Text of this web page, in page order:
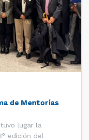
de Mentorías
lugar la
edición del